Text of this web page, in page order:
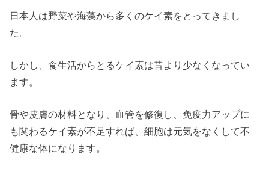
日本人は野菜や海藻から多くのケイ素をとってきまし
た。
しかし、食生活からとるケイ素は昔より少なくなってい
ます。
骨や皮膚の材料となり、血管を修復し、免疫力アップに
も関わるケイ素が不足すれば、細胞は元気をなくして不
健康な体になります。